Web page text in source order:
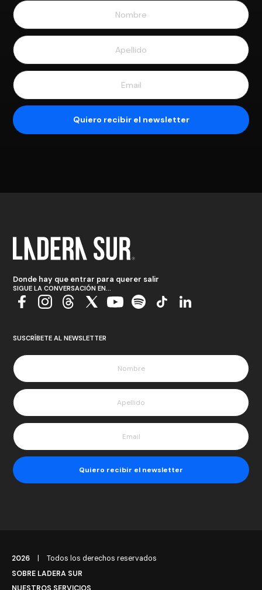
Donde hay que entrar para querer salir
SIGUE LA CONVERSACIÓN EN...
SUSCRÍBETE AL NEWSLETTER
2026
Todos los derechos reservados
SOBRE LADERA SUR